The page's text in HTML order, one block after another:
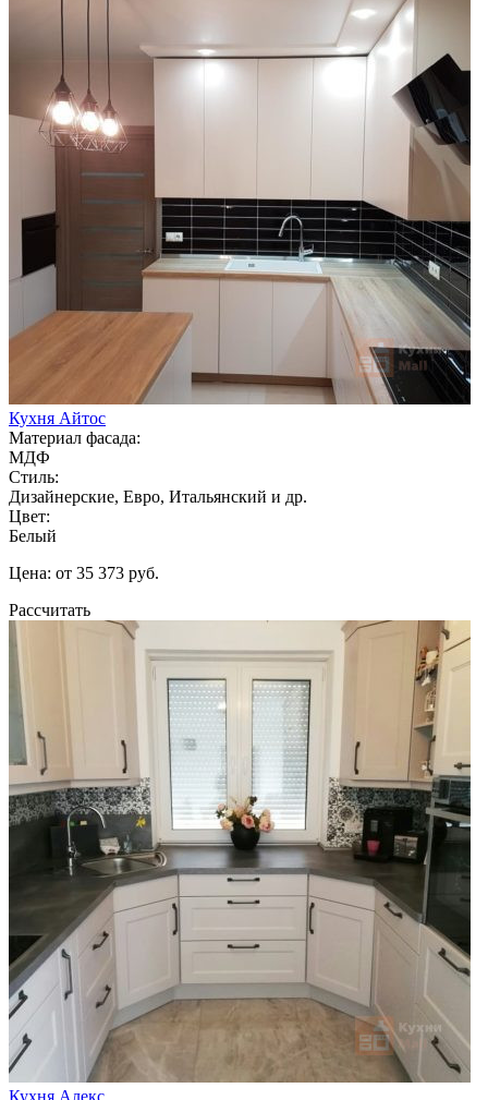
Кухня Айтос
Материал фасада:
МДФ
Стиль:
Дизайнерские, Евро, Итальянский и др.
Цвет:
Белый
Цена: от 35 373 руб.
Рассчитать
Кухня Алекс